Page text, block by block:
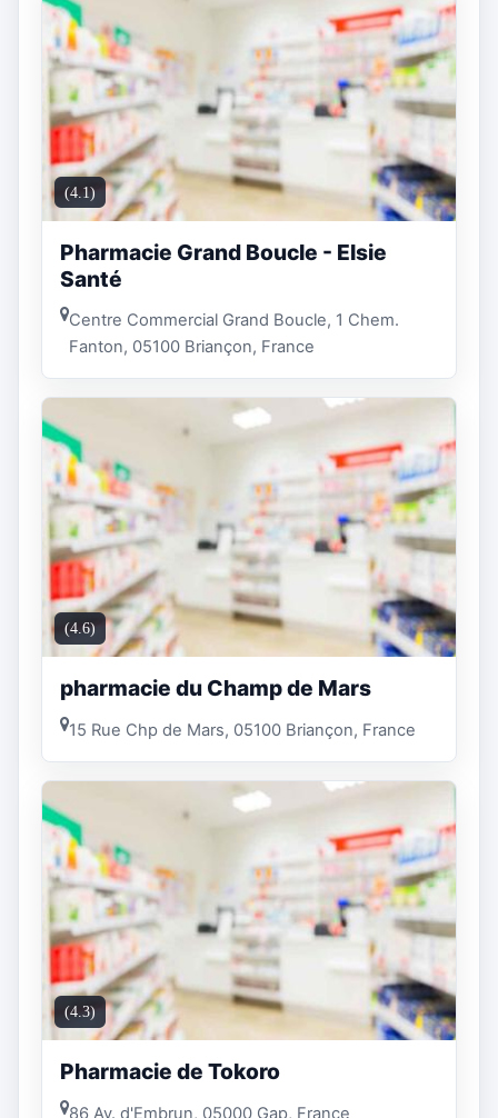
(4.1)
Pharmacie Grand Boucle - Elsie
Santé
Centre Commercial Grand Boucle, 1 Chem.
Fanton, 05100 Briançon, France
(4.6)
pharmacie du Champ de Mars
15 Rue Chp de Mars, 05100 Briançon, France
(4.3)
Pharmacie de Tokoro
86 Av. d'Embrun, 05000 Gap, France